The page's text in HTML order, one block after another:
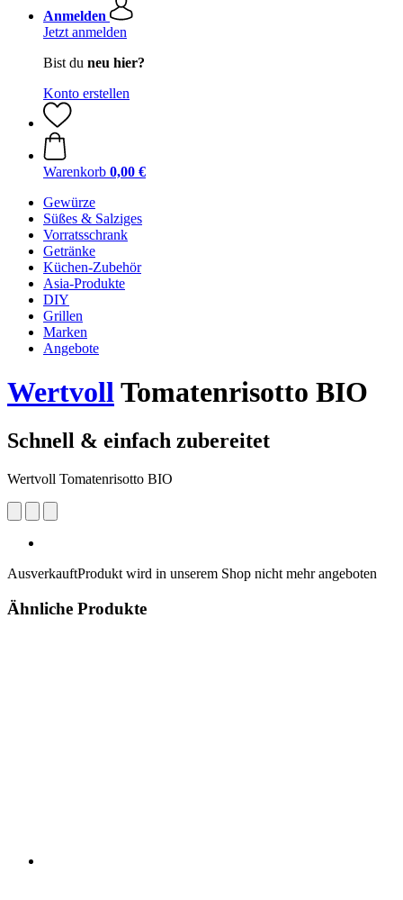
Anmelden
Jetzt anmelden
Bist du neu hier?
Konto erstellen
Warenkorb 0,00 €
Gewürze
Süßes & Salziges
Vorratsschrank
Getränke
Küchen-Zubehör
Asia-Produkte
DIY
Grillen
Marken
Angebote
WertvollTomatenrisotto BIO
Schnell & einfach zubereitet
Wertvoll Tomatenrisotto BIO
AusverkauftProdukt wird in unserem Shop nicht mehr angeboten
Ähnliche Produkte